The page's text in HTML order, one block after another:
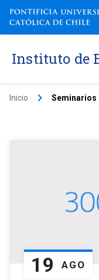
Instituto de
Inicio keyboard_arrow_right Seminarios
19 AGO